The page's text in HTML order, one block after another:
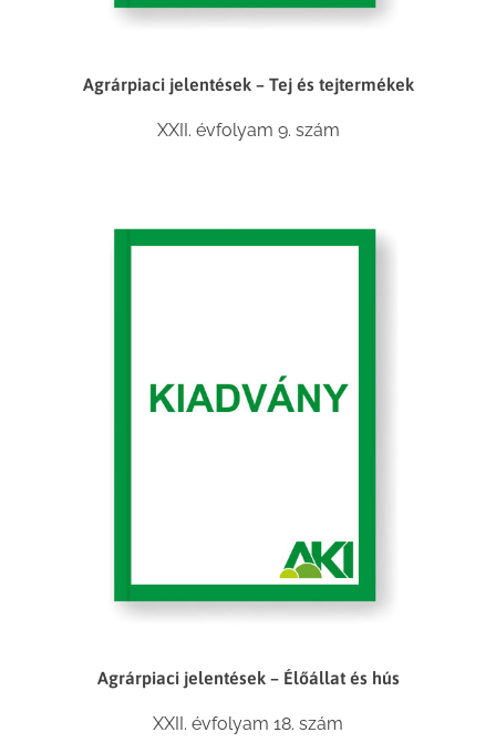
Agrárpiaci jelentések – Tej és tejtermékek
XXII. évfolyam 9. szám
Agrárpiaci jelentések – Élőállat és hús
XXII. évfolyam 18. szám